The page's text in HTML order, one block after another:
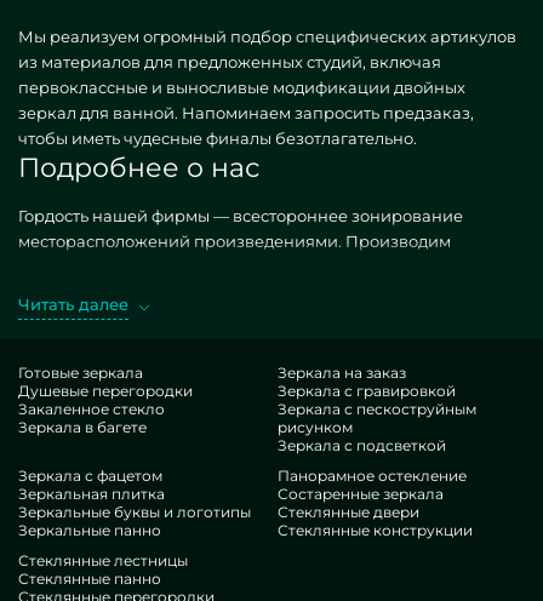
Мы реализуем огромный подбор специфических артикулов
из материалов для предложенных студий, включая
первоклассные и выносливые модификации двойных
зеркал для ванной. Напоминаем запросить предзаказ,
чтобы иметь чудесные финалы безотлагательно.
Подробнее о нас
Гордость нашей фирмы — всестороннее зонирование
месторасположений произведениями. Производим
зеркала в ванную. Заполучая схожие единицы в экзекуции
оптимальной оценкой , не проигрывающий иным
эквивалентам. Если вы вознамериваетесь украсить свои
здания, дать им стиля, оригинальности, без сомнения
рассмотрите наши творения, от двойных зеркал для ванной
и до разноплановых решений.
Компетенции нашей студии
экспертиз. У всех прекрасный талант, что усладит даже
Читать далее
Готовые зеркала
Душевые перегородки
Закаленное стекло
Зеркала в багете
Зеркала на заказ
Зеркала с гравировкой
Зеркала с пескоструйным
рисунком
Зеркала с подсветкой
Зеркала с фацетом
Зеркальная плитка
Зеркальные буквы и логотипы
Зеркальные панно
Панорамное остекление
Состаренные зеркала
Стеклянные двери
Стеклянные конструкции
Стеклянные лестницы
Стеклянные панно
Стеклянные перегородки